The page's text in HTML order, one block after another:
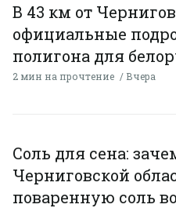
В 43 км от
официальные
полигона для
2 мин на прочтение Вчера
Соль для сена:
Черниговской
поваренную соль